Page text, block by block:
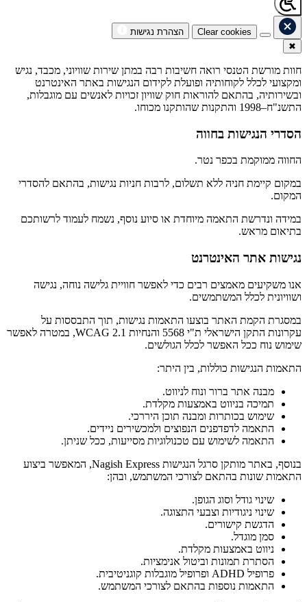
Clear cookies
הצהרת נגישות
✖
חוות מורשת הטנסי רואה חשיבות רבה במתן שירות שוויוני, מכבד, נגיש
ומקצועי לכלל לקוחותיה ופועלת לקידום הנגישות באתר האינטרנט
ובשירותיה, בהתאם להוראות חוק שוויון זכויות לאנשים עם מוגבלות,
התשנ"ח–1998 והתקנות שהותקנו מכוחו.
הסדרי הנגישות בחווה
החווה ממוקמת בכפר נטר.
במקום קיימת חניה ללא תשלום, לרבות חניות נגישות, בהתאם להסדרי
המקום.
במידה ונדרשת התאמה מיוחדת או סיוע נוסף, נשמח לעמוד לרשותכם
בתיאום מראש.
נגישות אתר האינטרנט
אנו משקיעים מאמצים רבים כדי לאפשר חוויית גלישה נוחה, נגישה
ושוויונית לכלל המשתמשים.
במסגרת הקמת האתר בוצעו התאמות נגישות, תוך התבססות על
עקרונות התקן הישראלי ת"י 5568 והנחיות WCAG 2.1, במטרה לאפשר
שימוש נוח ככל האפשר לכלל הגולשים.
התאמות הנגישות כוללות, בין היתר:
מבנה אתר ברור ונוח לניווט.
תמיכה בניווט באמצעות מקלדת.
שימוש בכותרות ומבנה תוכן היררכי.
התאמה לדפדפנים הנפוצים ולמכשירים ניידים.
התאמה לשימוש עם טכנולוגיות מסייעות, ככל שניתן.
בנוסף, באתר מותקן סרגל הנגישות Nagish Express, המאפשר ביצוע
התאמות שונות בהתאם לצורכי המשתמש, ובהן:
שינוי גודל וסוג הגופן.
שינוי ניגודיות וצבעי התצוגה.
הדגשת קישורים.
סמן מוגדל.
ניווט באמצעות מקלדת.
הסתרת תמונות וביטול אנימציות.
פרופיל ADHD ופרופיל מוגבלות קוגניטיבית.
התאמות נוספות בהתאם לצורכי המשתמש.